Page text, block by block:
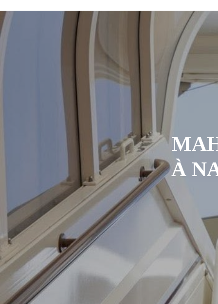
L’urgence d’un sursaut collectif
Kournari : le Psf mise sur le
Tchad : la Hama suspend l’examen
Boko Haram et la nouvelle donne
« Notre arrestation n’a servi à
À